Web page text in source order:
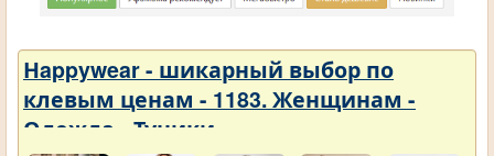
Нappywear - шикарный выбор по
клевым ценам - 1183. Женщинам -
Одежда - Туники